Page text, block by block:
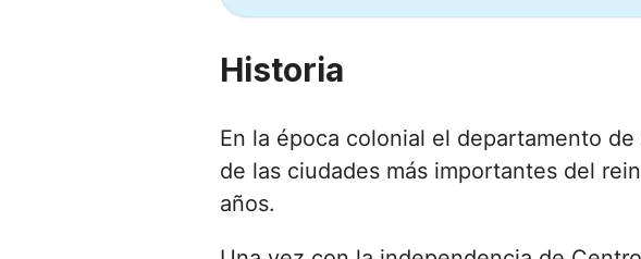
Historia
En la época colonial el departamento
de las ciudades más importantes del
años.